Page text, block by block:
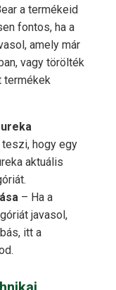
a termékeid
fontos, ha a
amely már
vagy törölték
termékek
hogy egy
aktuális
– Ha a
javasol,
itt a